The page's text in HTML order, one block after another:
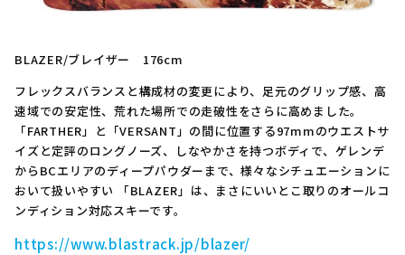
BLAZER/ブレイザー 176cm
フレックスバランスと構成材の変更により、足元のグリップ感、高
速域での安定性、荒れた場所での走破性をさらに高めました。
「FARTHER」と「VERSANT」の間に位置する97mmのウエストサ
イズと定評のロングノーズ、しなやかさを持つボディで、ゲレンデ
からBCエリアのディープパウダーまで、様々なシチュエーションに
おいて扱いやすい 「BLAZER」は、まさにいいとこ取りのオールコ
ンディション対応スキーです。
https://www.blastrack.jp/blazer/